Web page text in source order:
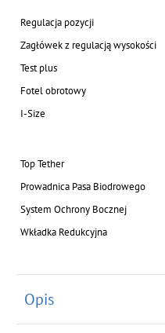
Regulacja pozycji
Zagłówek z regulacją wysokości
Test plus
Fotel obrotowy
I-Size
Top Tether
Prowadnica Pasa Biodrowego
System Ochrony Bocznej
Wkładka Redukcyjna
Opis